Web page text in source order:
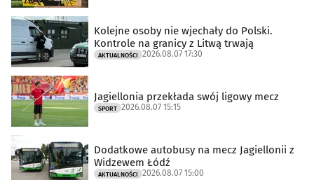
Kolejne osoby nie wjechały do Polski.
Kontrole na granicy z Litwą trwają
AKTUALNOŚCI 2026.08.07 17:30
Jagiellonia przekłada swój ligowy mecz
SPORT 2026.08.07 15:15
Dodatkowe autobusy na mecz Jagiellonii z
Widzewem Łódź
AKTUALNOŚCI 2026.08.07 15:00